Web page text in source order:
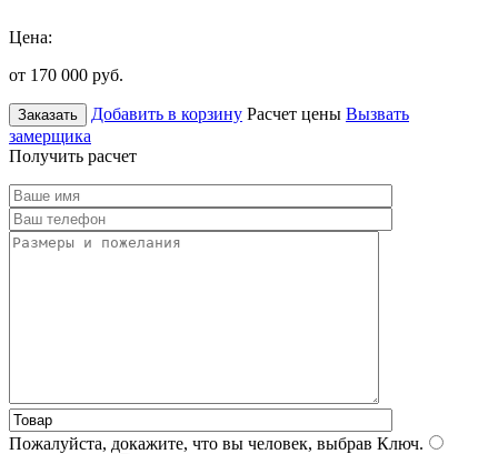
Цена:
от 170 000 руб.
Заказать Добавить в корзину Расчет цены Вызвать
замерщика
Получить расчет
Пожалуйста, докажите, что вы человек, выбрав Ключ.